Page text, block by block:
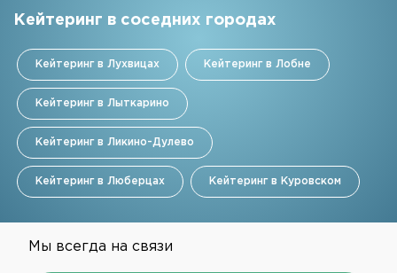
Кейтеринг в соседних городах
Кейтеринг в Лухвицах Кейтеринг в Лобне
Кейтеринг в Лыткарино
Кейтеринг в Ликино-Дулево
Кейтеринг в Люберцах Кейтеринг в Куровском
Мы всегда на связи